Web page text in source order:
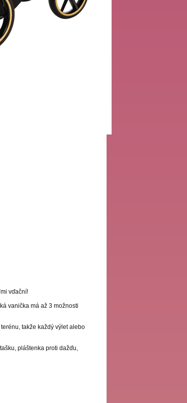
vďační!
vanička má až 3 možnosti
takže každý výlet alebo
pláštenka proti dažďu,